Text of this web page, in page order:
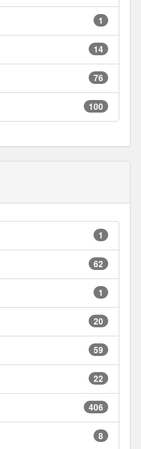
1
14
76
100
1
62
1
20
59
22
406
8